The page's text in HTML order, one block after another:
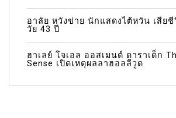
อาลัย หวังข่าย นักแสดงไต้หวัน เสีย
วัย 43 ปี
ฮาเลย์ โจเอล ออสเมนต์ ดาราเด็ก
Sense เปิดเหตุผลลาฮอลลีวูด